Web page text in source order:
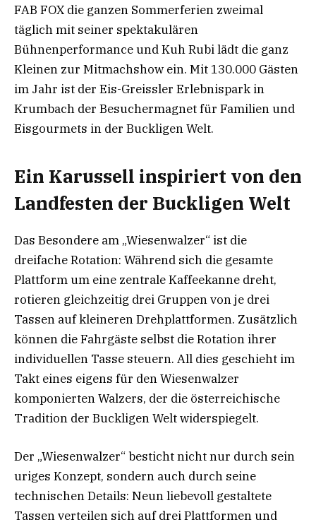
FAB FOX die ganzen Sommerferien zweimal
täglich mit seiner spektakulären
Bühnenperformance und Kuh Rubi lädt die ganz
Kleinen zur Mitmachshow ein. Mit 130.000 Gästen
im Jahr ist der Eis-Greissler Erlebnispark in
Krumbach der Besuchermagnet für Familien und
Eisgourmets in der Buckligen Welt.
Ein Karussell inspiriert von den
Landfesten der Buckligen Welt
Das Besondere am „Wiesenwalzer“ ist die
dreifache Rotation: Während sich die gesamte
Plattform um eine zentrale Kaffeekanne dreht,
rotieren gleichzeitig drei Gruppen von je drei
Tassen auf kleineren Drehplattformen. Zusätzlich
können die Fahrgäste selbst die Rotation ihrer
individuellen Tasse steuern. All dies geschieht im
Takt eines eigens für den Wiesenwalzer
komponierten Walzers, der die österreichische
Tradition der Buckligen Welt widerspiegelt.
Der „Wiesenwalzer“ besticht nicht nur durch sein
uriges Konzept, sondern auch durch seine
technischen Details: Neun liebevoll gestaltete
Tassen verteilen sich auf drei Plattformen und